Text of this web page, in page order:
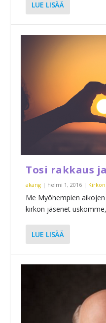
Tosi rakkaus
akang | helmi 1, 2016 |
Me Myöhempien
kirkon jäsenet